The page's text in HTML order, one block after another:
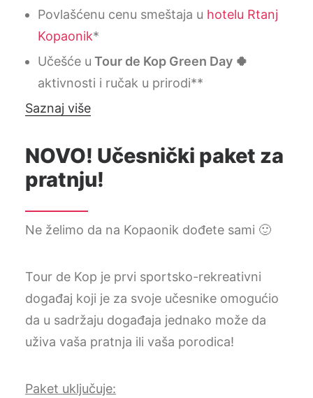
Povlašćenu cenu smeštaja u hotelu Rtanj
Kopaonik*
Učešće u Tour de Kop Green Day 🍀
aktivnosti i ručak u prirodi**
Saznaj više
NOVO! Učesnički paket za
pratnju!
Ne želimo da na Kopaonik dođete sami 🙂
Tour de Kop je prvi sportsko-rekreativni
događaj koji je za svoje učesnike omogućio
da u sadržaju događaja jednako može da
uživa vaša pratnja ili vaša porodica!
Paket uključuje: